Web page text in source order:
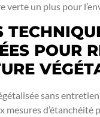
verte un plus pour
POUR
sans
mesures d’étanchéité